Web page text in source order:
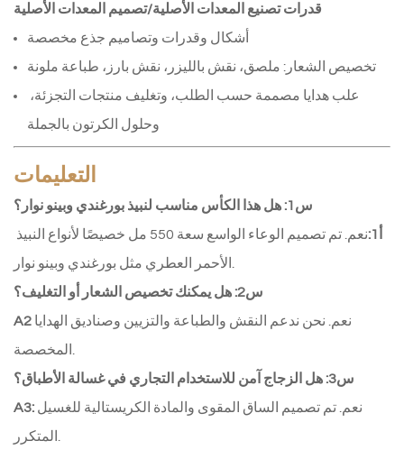
قدرات تصنيع المعدات الأصلية/تصميم المعدات الأصلية
أشكال وقدرات وتصاميم جذع مخصصة
تخصيص الشعار: ملصق، نقش بالليزر، نقش بارز، طباعة ملونة
وحلول الكرتون بالجملة
التعليمات
س1: هل هذا الكأس مناسب لنبيذ بورغندي وبينو نوار؟
س2: هل يمكنك تخصيص الشعار أو التغليف؟
A2
س3: هل الزجاج آمن للاستخدام التجاري في غسالة الأطباق؟
A3: